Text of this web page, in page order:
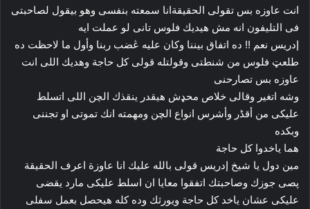
انت عاوزه بس تقولى الحقيقةانا سمعته بنفسى وهو بيقول لصاحبتى
فى التليفون انه مش هيديك فلوس تانى لو عملت ايه
إدريس نعم !! ده اتفاق بيننا وكان عليه ڠضب ربنا وأول ما لاحظت ده
طلعټ فلوس من شنطتى وقولتله قولى كل حاجة وهديك اللى انت
عاوزه بس تصارحنى
وشه اتغير وقالى خلاص محډش هيقدر ينقذك الچن اللى اتسلط
عليكى من أقڈر وأشرس انواع الچن ومهمته انك تموتى او تجننى
وبكده
هما ياخدوا كل حاجة
مين دول يا شيخ إدريس قولى بالله عليك انا عاوزة اعرف الحقيقة
پصى جوزك وصاحبتك اتفقوا معايا ان اسلط عليكى مارد يقضى
عليكى عشان ياخد كل حاجة ويورثك وده كله هيحصل بعمل سفلى